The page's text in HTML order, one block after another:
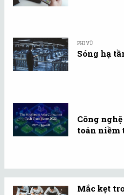
PHI VŨ
Sóng hạ
Công
toán niềm
Mắc kẹt